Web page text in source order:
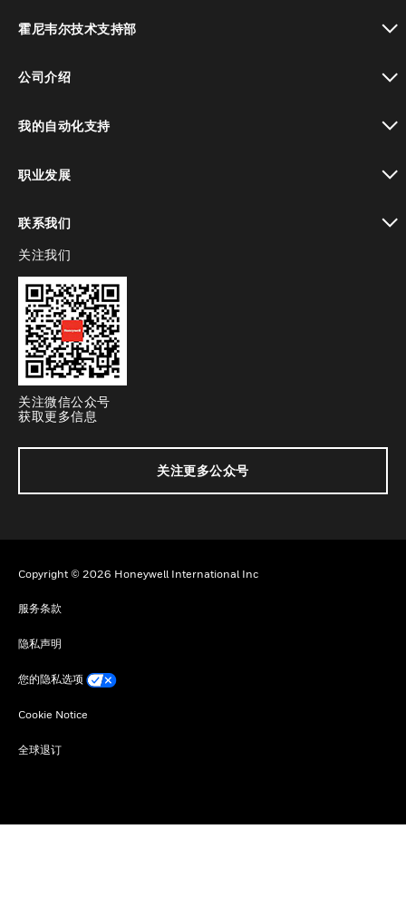
霍尼韦尔技术支持部
公司介绍
我的自动化支持
职业发展
联系我们
toggle view
关注我们
关注微信公众号
获取更多信息
关注更多公众号
Copyright © 2026 Honeywell International Inc
服务条款
隐私声明
您的隐私选项
Cookie Notice
全球退订